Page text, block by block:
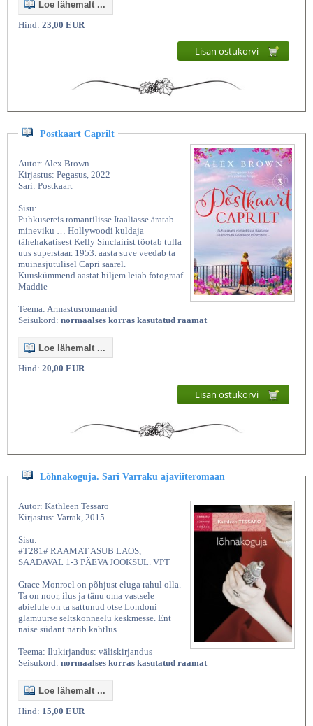
Loe lähemalt ...
Hind: 23,00 EUR
Lisan ostukorvi
Postkaart Caprilt
Autor: Alex Brown
Kirjastus: Pegasus, 2022
Sari: Postkaart
Sisu:
Puhkusereis romantilisse Itaaliasse äratab
mineviku … Hollywoodi kuldaja
tähehakatisest Kelly Sinclairist tõotab tulla
uus superstaar. 1953. aasta suve veedab ta
muinasjutulisel Capri saarel.
Kuuskümmend aastat hiljem leiab fotograaf
Maddie
Teema: Armastusromaanid
Seisukord: normaalses korras kasutatud raamat
Loe lähemalt ...
Hind: 20,00 EUR
Lisan ostukorvi
Lõhnakoguja. Sari Varraku ajaviiteromaan
Autor: Kathleen Tessaro
Kirjastus: Varrak, 2015
Sisu:
#T281# RAAMAT ASUB LAOS,
SAADAVAL 1-3 PÄEVA JOOKSUL. VPT
Grace Monroel on põhjust eluga rahul olla.
Ta on noor, ilus ja tänu oma vastsele
abielule on ta sattunud otse Londoni
glamuurse seltskonnaelu keskmesse. Ent
naise südant närib kahtlus.
Teema: Ilukirjandus: väliskirjandus
Seisukord: normaalses korras kasutatud raamat
Loe lähemalt ...
Hind: 15,00 EUR